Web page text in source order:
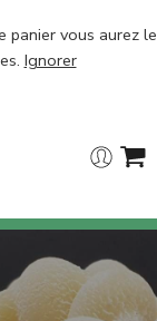
panier vous aurez le
Ignorer